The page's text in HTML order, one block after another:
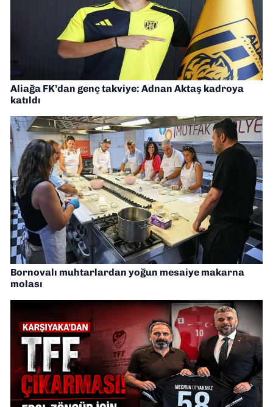
Aliağa FK’dan genç takviye: Adnan Aktaş kadroya
katıldı
Bornovalı muhtarlardan yoğun mesaiye makarna
molası